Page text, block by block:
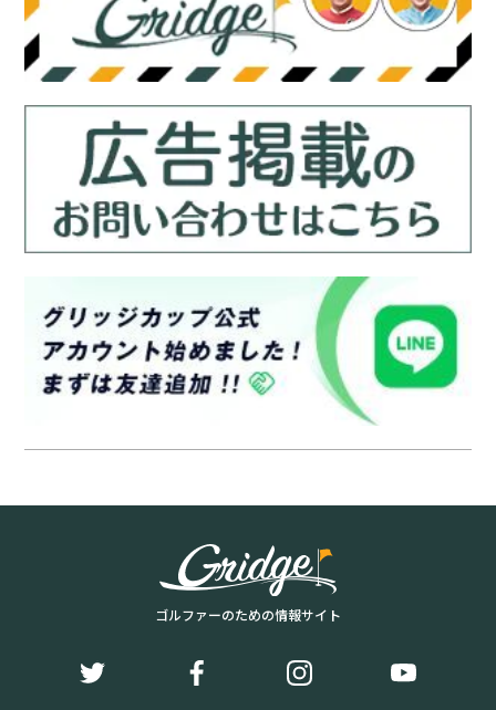
ゴルファーのための情報サイト